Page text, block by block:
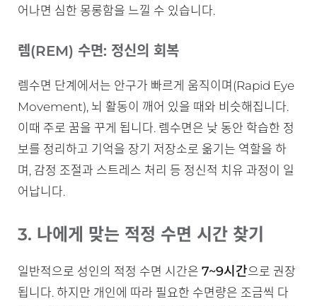
어나면 심한 몽롱함을 느낄 수 있습니다.
렘(REM) 수면: 정신의 회복
렘수면 단계에서는 안구가 빠르게 움직이며(Rapid Eye
Movement), 뇌 활동이 깨어 있을 때와 비슷해집니다.
이때 주로 꿈을 꾸게 됩니다. 렘수면은 낮 동안 학습한 정
보를 정리하고 기억을 장기 저장소로 옮기는 역할을 하
며, 감정 조절과 스트레스 처리 등 정신적 치유 과정이 일
어납니다.
3. 나에게 맞는 적정 수면 시간 찾기
일반적으로 성인의 적정 수면 시간은 7~9시간으로 권장
됩니다. 하지만 개인에 따라 필요한 수면량은 조금씩 다